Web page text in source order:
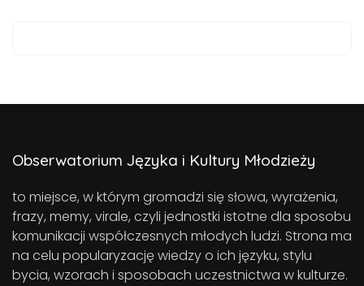
Obserwatorium Języka i Kultury Młodzieży
to miejsce, w którym gromadzi się słowa, wyrażenia,
frazy, memy, virale, czyli jednostki istotne dla sposobu
komunikacji współczesnych młodych ludzi. Strona ma
na celu popularyzację wiedzy o ich języku, stylu
bycia, wzorach i sposobach uczestnictwa w kulturze.